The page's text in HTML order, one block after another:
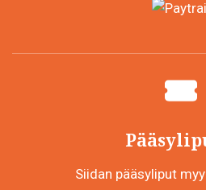
Siidan pääsyliput